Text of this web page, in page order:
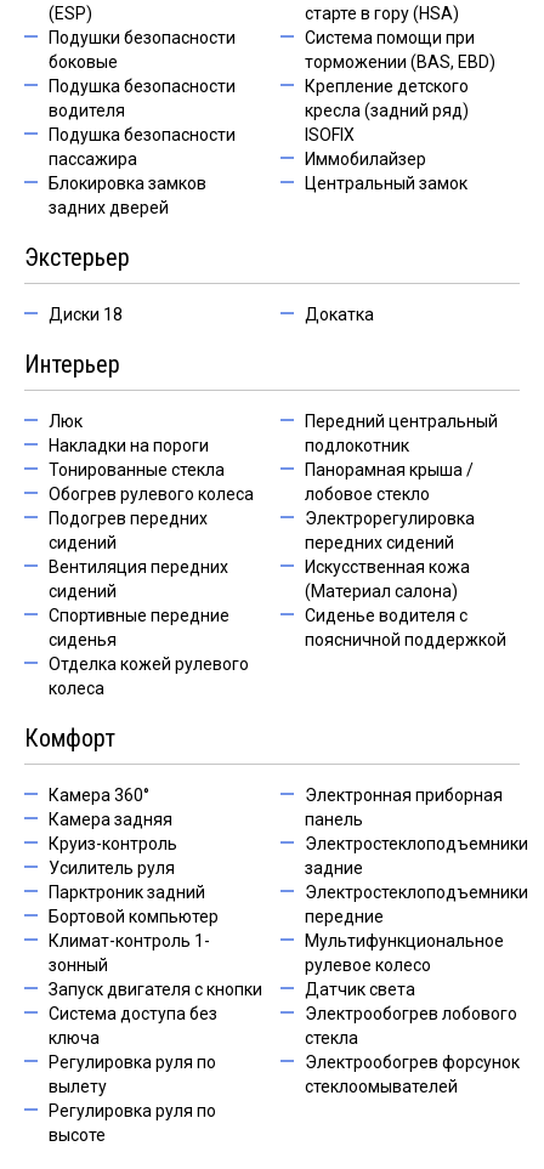
(ESP)
Подушки безопасности
боковые
Подушка безопасности
водителя
Подушка безопасности
пассажира
Блокировка замков
задних дверей
старте в гору (HSA)
Система помощи при
торможении (BAS, EBD)
Крепление детского
кресла (задний ряд)
ISOFIX
Иммобилайзер
Центральный замок
Экстерьер
Диски 18 Докатка
Интерьер
Люк
Накладки на пороги
Тонированные стекла
Обогрев рулевого колеса
Подогрев передних
сидений
Вентиляция передних
сидений
Спортивные передние
сиденья
Отделка кожей рулевого
колеса
Передний центральный
подлокотник
Панорамная крыша /
лобовое стекло
Электрорегулировка
передних сидений
Искусственная кожа
(Материал салона)
Сиденье водителя с
поясничной поддержкой
Комфорт
Камера 360°
Камера задняя
Круиз-контроль
Усилитель руля
Парктроник задний
Бортовой компьютер
Климат-контроль 1-
зонный
Запуск двигателя с кнопки
Система доступа без
ключа
Регулировка руля по
вылету
Регулировка руля по
высоте
Электронная приборная
панель
Электростеклоподъемники
задние
Электростеклоподъемники
передние
Мультифункциональное
рулевое колесо
Датчик света
Электрообогрев лобового
стекла
Электрообогрев форсунок
стеклоомывателей